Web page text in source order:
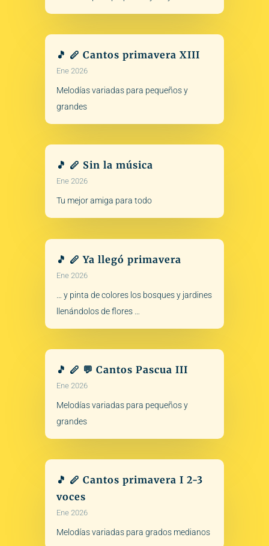
🎵 🪈 Cantos primavera XIII
Ene 2026
Melodías variadas para pequeños y
grandes
🎵 🪈 Sin la música
Ene 2026
Tu mejor amiga para todo
🎵 🪈 Ya llegó primavera
Ene 2026
… y pinta de colores los bosques y jardines
llenándolos de flores …
🎵 🪈 💬 Cantos Pascua III
Ene 2026
Melodías variadas para pequeños y
grandes
🎵 🪈 Cantos primavera I 2-3
voces
Ene 2026
Melodías variadas para grados medianos